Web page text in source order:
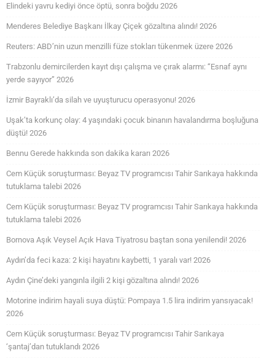
Elindeki yavru kediyi önce öptü, sonra boğdu 2026
Menderes Belediye Başkanı İlkay Çiçek gözaltına alındı! 2026
Reuters: ABD’nin uzun menzilli füze stokları tükenmek üzere 2026
Trabzonlu demircilerden kayıt dışı çalışma ve çırak alarmı: “Esnaf aynı
yerde sayıyor” 2026
İzmir Bayraklı’da silah ve uyuşturucu operasyonu! 2026
Uşak’ta korkunç olay: 4 yaşındaki çocuk binanın havalandırma boşluğuna
düştü! 2026
Bennu Gerede hakkında son dakika kararı 2026
Cem Küçük soruşturması: Beyaz TV programcısı Tahir Sarıkaya hakkında
tutuklama talebi 2026
Cem Küçük soruşturması: Beyaz TV programcısı Tahir Sarıkaya hakkında
tutuklama talebi 2026
Bornova Aşık Veysel Açık Hava Tiyatrosu baştan sona yenilendi! 2026
Aydın’da feci kaza: 2 kişi hayatını kaybetti, 1 yaralı var! 2026
Aydın Çine’deki yangınla ilgili 2 kişi gözaltına alındı! 2026
Motorine indirim hayali suya düştü: Pompaya 1.5 lira indirim yansıyacak!
2026
Cem Küçük soruşturması: Beyaz TV programcısı Tahir Sarıkaya
‘şantaj’dan tutuklandı 2026